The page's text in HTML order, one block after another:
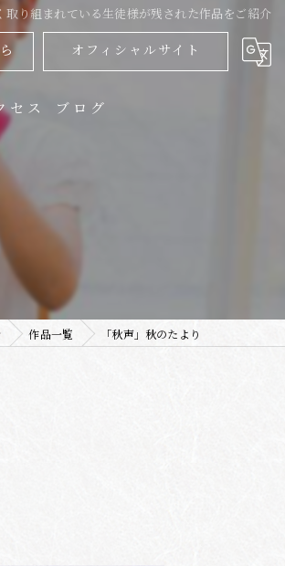
り組まれている生徒様が残された作品をご紹介
オフィシャルサイト
セス ブログ
作品一覧 「秋声」秋のたより